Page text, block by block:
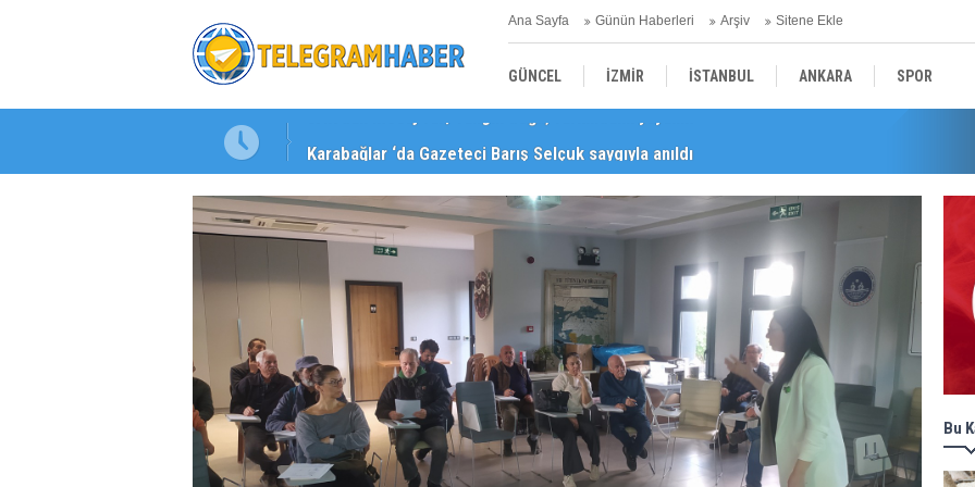
Ana Sayfa Günün Haberleri Arşiv Sitene Ekle
GÜNCEL İZMİR İSTANBUL ANKARA SPOR
Karabağlar ‘da Gazeteci Barış Selçuk saygıyla anıldı
Bu